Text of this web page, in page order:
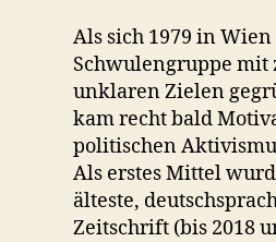
Als sich 1979 in
Schwulengruppe mit
unklaren Zielen
kam recht bald
politischen
Als erstes Mittel
älteste,
Zeitschrift (bis 2018